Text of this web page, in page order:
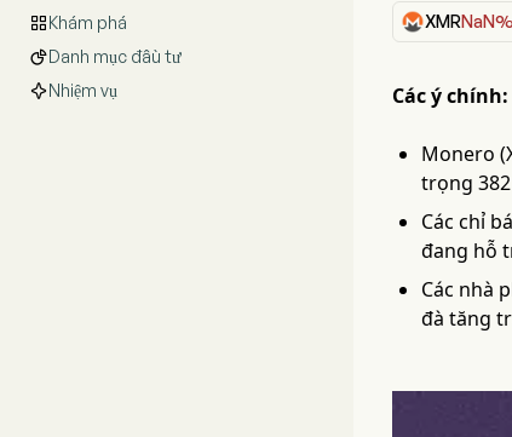
Khám phá
Danh mục đầu tư
Nhiệm vụ
XMRNaN%
Các ý chính:
Monero
trọng 382
Các chỉ
đang hỗ
Các nhà
đà tăng